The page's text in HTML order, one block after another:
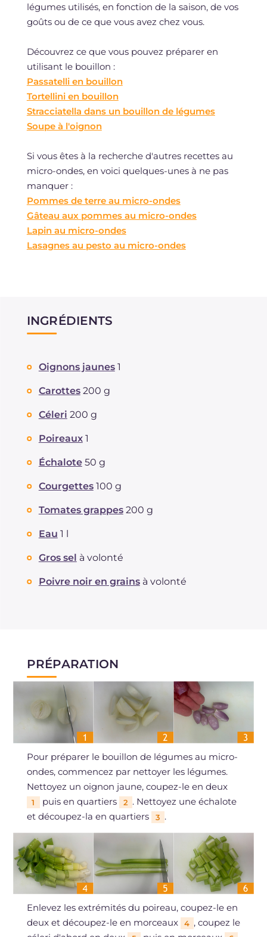
légumes utilisés, en fonction de la saison, de vos
goûts ou de ce que vous avez chez vous.
Découvrez ce que vous pouvez préparer en
utilisant le bouillon :
Passatelli en bouillon
Tortellini en bouillon
Stracciatella dans un bouillon de légumes
Soupe à l'oignon
Si vous êtes à la recherche d'autres recettes au
micro-ondes, en voici quelques-unes à ne pas
manquer :
Pommes de terre au micro-ondes
Gâteau aux pommes au micro-ondes
Lapin au micro-ondes
Lasagnes au pesto au micro-ondes
INGRÉDIENTS
Oignons jaunes 1
Carottes 200 g
Céleri 200 g
Poireaux 1
Échalote 50 g
Courgettes 100 g
Tomates grappes 200 g
Eau 1 l
Gros sel à volonté
Poivre noir en grains à volonté
PRÉPARATION
Pour préparer le bouillon de légumes au micro-
ondes, commencez par nettoyer les légumes.
Nettoyez un oignon jaune, coupez-le en deux
1 puis en quartiers 2 . Nettoyez une échalote
et découpez-la en quartiers
3 .
Enlevez les extrémités du poireau, coupez-le en
deux et découpez-le en morceaux
4 , coupez le